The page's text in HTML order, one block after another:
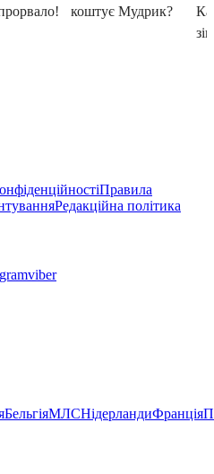
Правила
Редакційна політика
viber
БельгіяМЛСНідерландиФранція